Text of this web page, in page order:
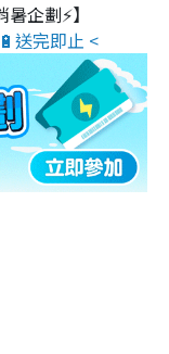
企劃⚡】
送完即止 <